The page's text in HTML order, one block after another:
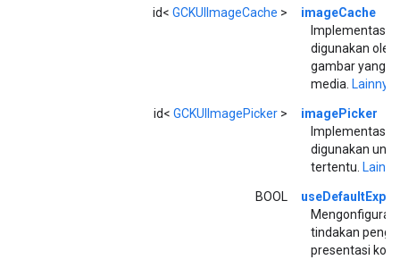
id< GCKUIImageCache >
imageCache
Implementasi
digunakan
gambar yang
media.
id< GCKUIImagePicker >
imagePicker
Implementasi
digunakan
tertentu.
BOOL
tindakan
presentasi